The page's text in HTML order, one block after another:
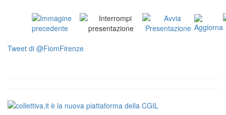
Tweet di @FiomFirenze